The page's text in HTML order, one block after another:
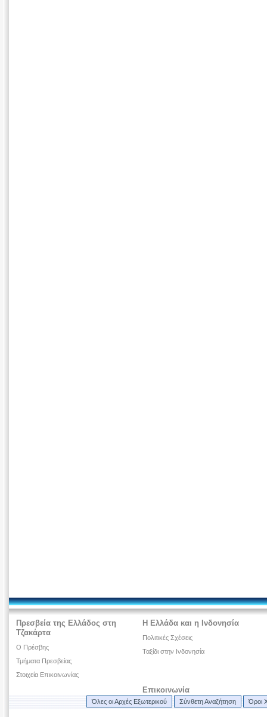
Πρεσβεία της Ελλάδος στη
Τζακάρτα
Ο Πρέσβης
Τμήματα Πρεσβείας
Στοιχεία Επικοινωνίας
Η Ελλάδα και η Ινδονησία
Πολιτικές Σχέσεις
Ταξίδι στην Ινδονησία
Επικοινωνία
Όλες οι Αρχές Εξωτερικού Σύνθετη Αναζήτηση Όροι